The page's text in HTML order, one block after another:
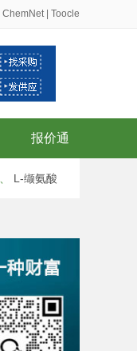
ChemNet| Toocle
报价通
L-缬氨酸